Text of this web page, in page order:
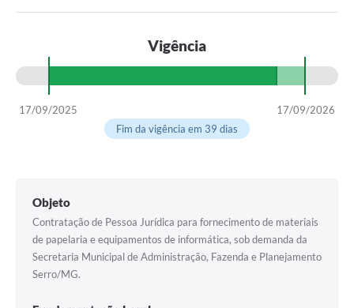
Organizações da Sociedade Civil
Turismo
Horário - Linhas Municipais de Coletivos
Emissão de Contracheque
Chamamento Público
Convênios
Vigência
17/09/2025
17/09/2026
Fim da vigência em 39 dias
Objeto
Contratação de Pessoa Jurídica para fornecimento de materiais
de papelaria e equipamentos de informática, sob demanda da
Secretaria Municipal de Administração, Fazenda e Planejamento
Serro/MG.